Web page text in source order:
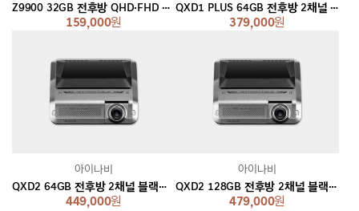
Z9900 32GB 전후방 QHD·FHD 2채널 블랙박스
159,000원
QXD1 PLUS 64GB 전후방 2채널 블랙박스
379,000원
QXD2 64GB 전후방 2채널 블랙박스
449,000원
아이나비
QXD2 128GB 전후방 2채널 블랙박스
479,000원
아이나비